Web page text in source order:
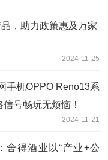
，助力政策惠及万家
2024-11-25
手机OPPO Reno13系
号畅玩无烦恼！
2024-11-21
舍得酒业以“产业+公